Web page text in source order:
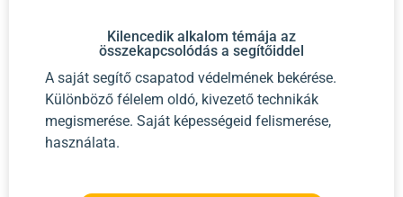
Kilencedik alkalom témája az
összekapcsolódás a segítőiddel
A saját segítő csapatod védelmének bekérése.
Különböző félelem oldó, kivezető technikák
megismerése. Saját képességeid felismerése,
használata.